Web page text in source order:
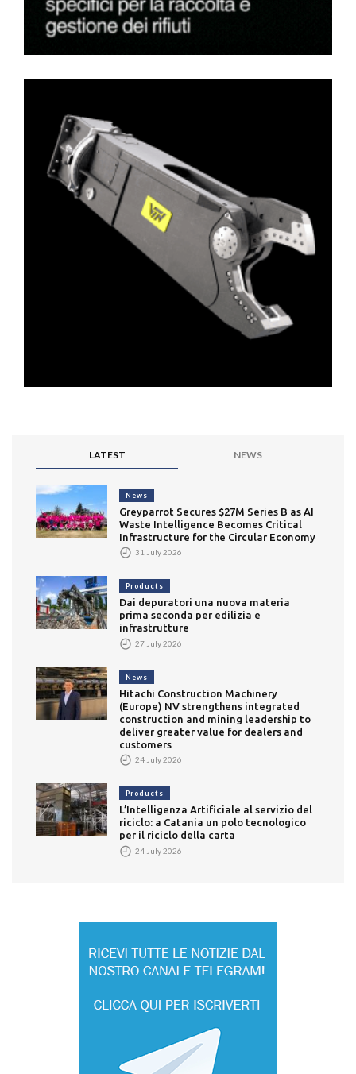
LATEST NEWS
News
Greyparrot Secures $27M Series B as AI
Waste Intelligence Becomes Critical
Infrastructure for the Circular Economy
31 July 2026
Products
Dai depuratori una nuova materia
prima seconda per edilizia e
infrastrutture
27 July 2026
News
Hitachi Construction Machinery
(Europe) NV strengthens integrated
construction and mining leadership to
deliver greater value for dealers and
customers
24 July 2026
Products
L’Intelligenza Artificiale al servizio del
riciclo: a Catania un polo tecnologico
per il riciclo della carta
24 July 2026